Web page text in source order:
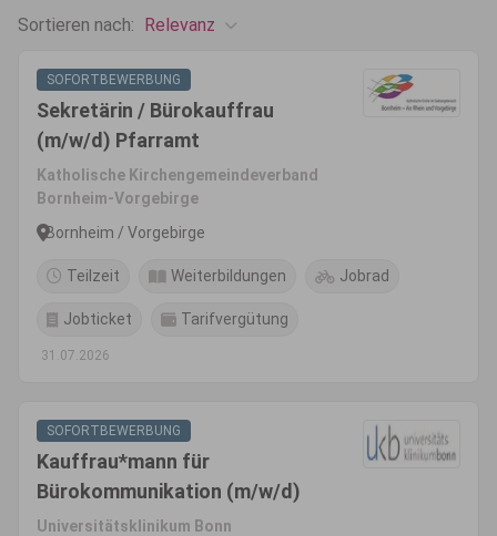
Sortieren nach: Relevanz
SOFORTBEWERBUNG
Sekretärin / Bürokauffrau
(m/w/d) Pfarramt
Katholische Kirchengemeindeverband
Bornheim-Vorgebirge
Bornheim / Vorgebirge
Teilzeit Weiterbildungen Jobrad
Jobticket Tarifvergütung
31.07.2026
SOFORTBEWERBUNG
Kauffrau*mann für
Bürokommunikation (m/w/d)
Universitätsklinikum Bonn